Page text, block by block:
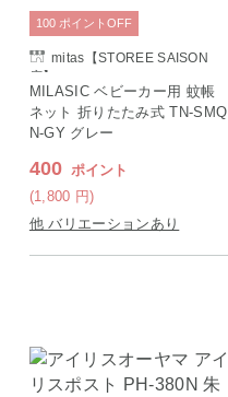
mitas【STOREE SAISON
店】
MILASIC ベビーカー用 蚊帳
ネット 折りたたみ式 TN-SMQ
N-GY グレー
400 ポイント
(1,800 円)
100 ポイント OFF
他 バリエーションあり